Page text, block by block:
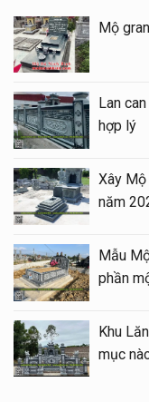
tín trên toàn quốc –
đôi 1 mái đẹp tại Ninh
– sửa Mộ bằng Mẫu
mái đẹp – Long đình
thờ đá) tại khu